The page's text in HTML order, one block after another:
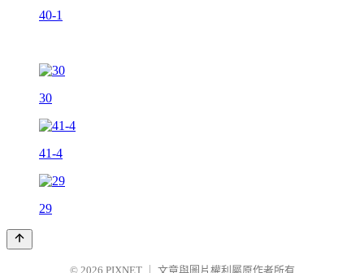
40-1
30
41-4
29
© 2026 PIXNET 文章與圖片權利屬原作者所有